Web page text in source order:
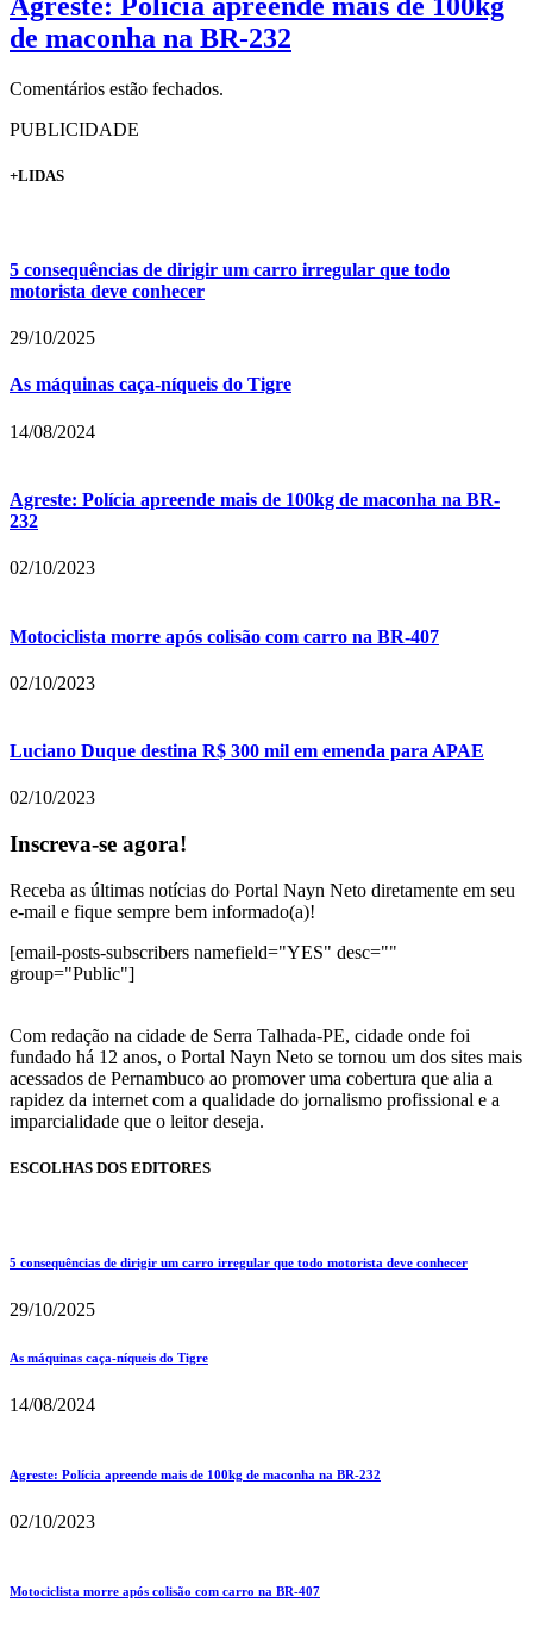
Agreste: Polícia apreende mais de 100kg
de maconha na BR-232
Comentários estão fechados.
PUBLICIDADE
+LIDAS
5 consequências de dirigir um carro irregular que todo
motorista deve conhecer
29/10/2025
As máquinas caça-níqueis do Tigre
14/08/2024
Agreste: Polícia apreende mais de 100kg de maconha na BR-
232
02/10/2023
Motociclista morre após colisão com carro na BR-407
02/10/2023
Luciano Duque destina R$ 300 mil em emenda para APAE
02/10/2023
Inscreva-se agora!
Receba as últimas notícias do Portal Nayn Neto diretamente em seu
e-mail e fique sempre bem informado(a)!
[email-posts-subscribers namefield="YES" desc=""
group="Public"]
Com redação na cidade de Serra Talhada-PE, cidade onde foi
fundado há 12 anos, o Portal Nayn Neto se tornou um dos sites mais
acessados de Pernambuco ao promover uma cobertura que alia a
rapidez da internet com a qualidade do jornalismo profissional e a
imparcialidade que o leitor deseja.
ESCOLHAS DOS EDITORES
5 consequências de dirigir um carro irregular que todo motorista deve conhecer
29/10/2025
As máquinas caça-níqueis do Tigre
14/08/2024
Agreste: Polícia apreende mais de 100kg de maconha na BR-232
02/10/2023
Motociclista morre após colisão com carro na BR-407